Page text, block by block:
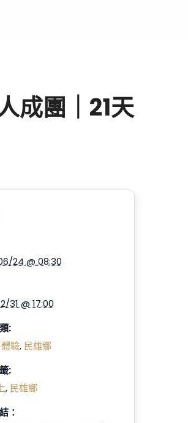
成團｜21天
24 @ 08:30
31 @ 17:00
:
驗, 民雄鄉
:
, 民雄鄉
：